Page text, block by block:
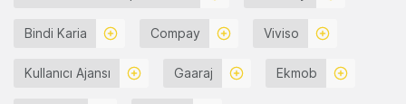
Bindi Karia Compay Viviso
Kullanıcı Ajansı Gaaraj Ekmob